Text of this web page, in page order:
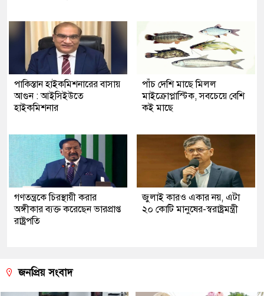
পাকিস্তান হাইকমিশনারের বাসায়
আগুন : আইসিইউতে
হাইকমিশনার
পাঁচ দেশি মাছে মিলল
মাইক্রোপ্লাস্টিক, সবচেয়ে বেশি
কই মাছে
গণতন্ত্রকে চিরস্থায়ী করার
অঙ্গীকার ব্যক্ত করেছেন ভারপ্রাপ্ত
রাষ্ট্রপতি
জুলাই কারও একার নয়, এটা
২০ কোটি মানুষের-স্বরাষ্ট্রমন্ত্রী
জনপ্রিয় সংবাদ